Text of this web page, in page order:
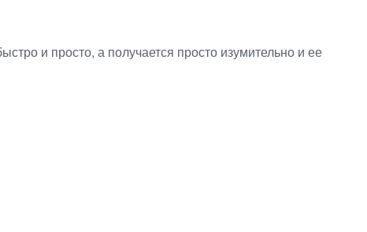
и просто, а получается просто изумительно и ее